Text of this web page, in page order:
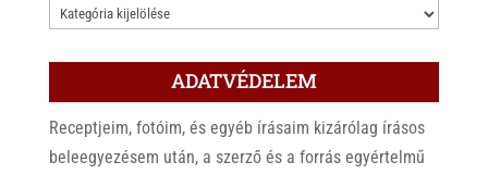
KATEGÓRIÁK
ADATVÉDELEM
Receptjeim, fotóim, és egyéb írásaim kizárólag írásos
beleegyezésem után, a szerző és a forrás egyértelmű